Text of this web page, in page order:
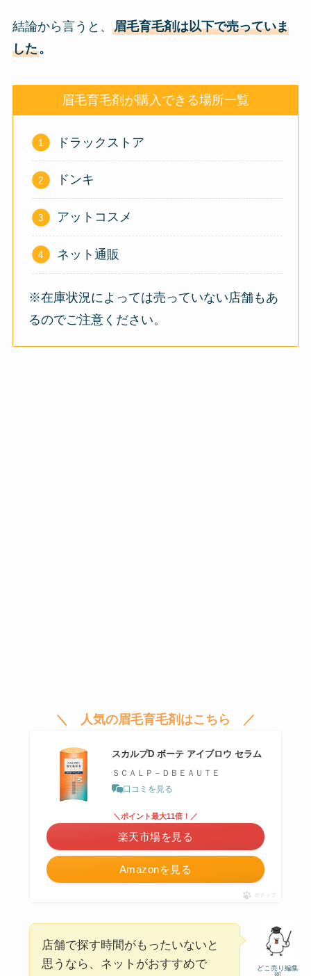
結論から言うと、 眉毛育毛剤は以下で売っていま
した。
眉毛育毛剤が購入できる場所一覧
ドラックストア
ドンキ
アットコスメ
ネット通販
※在庫状況によっては売っていない店舗もあ
るのでご注意ください。
＼ 人気の眉毛育毛剤はこちら ／
スカルプD ボーテ アイブロウ セラム
ＳＣＡＬＰ－ＤＢＥＡＵＴＥ
口コミを見る
Amazonを見る
＼ポイント最大11倍！／
楽天市場を見る
ポチップ
どこ売り編集
店舗で探す時間がもったいないと
思うなら、ネットがおすすめで